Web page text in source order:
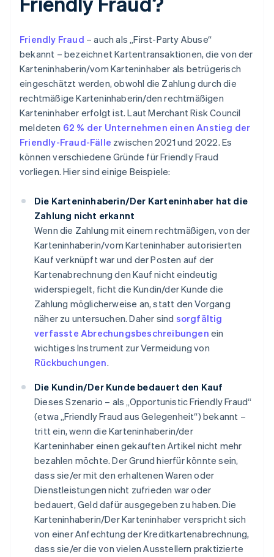
Friendly Fraud – auch als „First-Party Abuse“
bekannt – bezeichnet Kartentransaktionen, die von der
Karteninhaberin/vom Karteninhaber als betrügerisch
eingeschätzt werden, obwohl die Zahlung durch die
rechtmäßige Karteninhaberin/den rechtmäßigen
Karteninhaber erfolgt ist. Laut Merchant Risk Council
meldeten 62 % der Unternehmen einen Anstieg der
Friendly-Fraud-Fälle zwischen 2021 und 2022. Es
können verschiedene Gründe für Friendly Fraud
vorliegen. Hier sind einige Beispiele:
Die Karteninhaberin/Der Karteninhaber hat die
Zahlung nicht erkannt
Wenn die Zahlung mit einem rechtmäßigen, von der
Karteninhaberin/vom Karteninhaber autorisierten
Kauf verknüpft war und der Posten auf der
Kartenabrechnung den Kauf nicht eindeutig
widerspiegelt, ficht die Kundin/der Kunde die
Zahlung möglicherweise an, statt den Vorgang
näher zu untersuchen. Daher sind sorgfältig
verfasste Abrechungsbeschreibungen ein
wichtiges Instrument zur Vermeidung von
Rückbuchungen.
Die Kundin/Der Kunde bedauert den Kauf
Dieses Szenario – als „Opportunistic Friendly Fraud“
(etwa „Friendly Fraud aus Gelegenheit“) bekannt –
tritt ein, wenn die Karteninhaberin/der
Karteninhaber einen gekauften Artikel nicht mehr
bezahlen möchte. Der Grund hierfür könnte sein,
dass sie/er mit den erhaltenen Waren oder
Dienstleistungen nicht zufrieden war oder
bedauert, Geld dafür ausgegeben zu haben. Die
Karteninhaberin/Der Karteninhaber verspricht sich
von einer Anfechtung der Kreditkartenabrechnung,
dass sie/er die von vielen Ausstellern praktizierte